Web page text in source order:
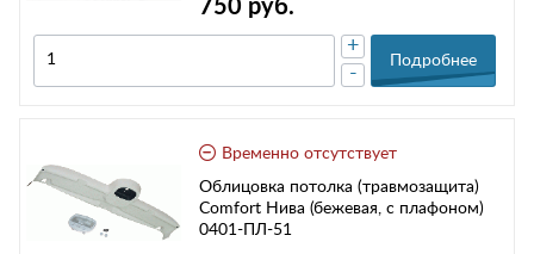
750 руб.
-
+
Подробнее
Временно отсутствует
Облицовка потолка (травмозащита)
Comfort Нива (бежевая, с плафоном)
0401-ПЛ-51